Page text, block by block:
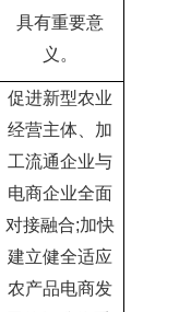
具有重要意
义。
促进新型农业
经营主体、加
工流通企业与
电商企业全面
对接融合;加快
建立健全适应
农产品电商发